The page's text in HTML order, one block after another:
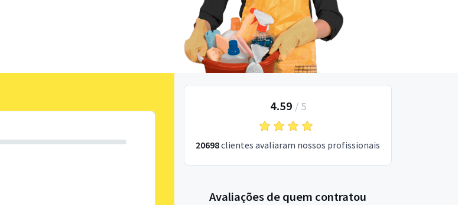
4.59 / 5
20698clientes avaliaram nossos profissionais
Avaliações de quem contratou